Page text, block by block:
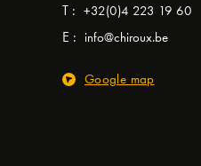
T : +32(0)4 223 19 60
E : info@chiroux.be
Google map